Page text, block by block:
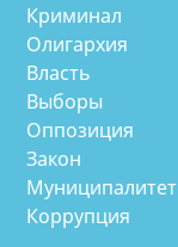
Криминал
Олигархия
Власть
Выборы
Оппозиция
Закон
Муниципалитет
Коррупция